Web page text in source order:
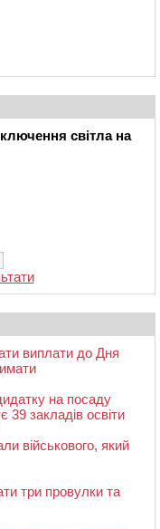
світла на
виплати до Дня
на посаду
39 закладів освіти
військового, який
три провулки та